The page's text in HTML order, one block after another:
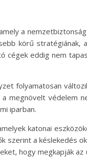
a
körű stratégiának,
cégek eddig nem
folyamatosan
megnövelt védelem
iparban.
katonai
szerint a késlekedés
hogy megkapják